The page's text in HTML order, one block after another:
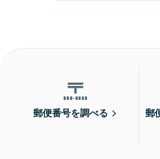
郵便番号を調べる
郵